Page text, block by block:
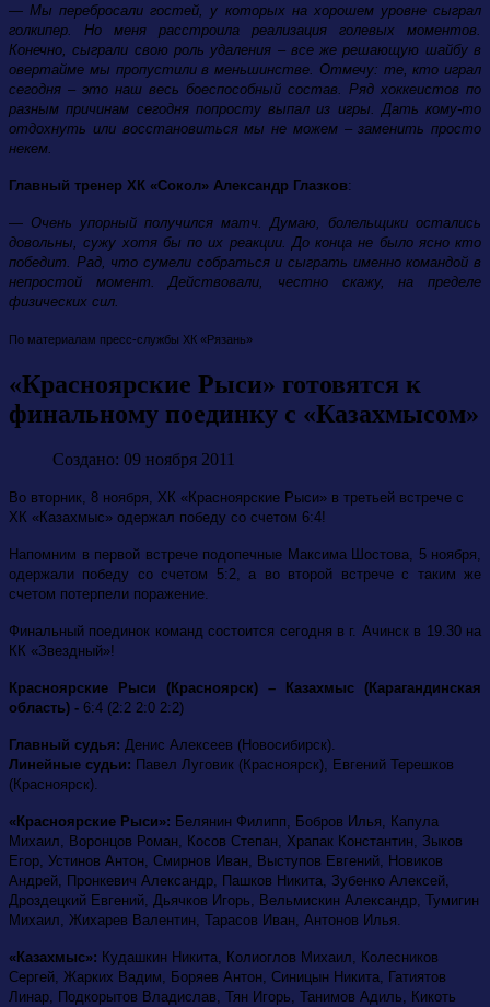
— Мы перебросали гостей, у которых на хорошем уровне сыграл
голкипер. Но меня расстроила реализация голевых моментов.
Конечно, сыграли свою роль удаления – все же решающую шайбу в
овертайме мы пропустили в меньшинстве. Отмечу: те, кто играл
сегодня – это наш весь боеспособный состав. Ряд хоккеистов по
разным причинам сегодня попросту выпал из игры. Дать кому-то
отдохнуть или восстановиться мы не можем – заменить просто
некем.
Главный тренер ХК «Сокол» Александр Глазков:
— Очень упорный получился матч. Думаю, болельщики остались
довольны, сужу хотя бы по их реакции. До конца не было ясно кто
победит. Рад, что сумели собраться и сыграть именно командой в
непростой момент. Действовали, честно скажу, на пределе
физических сил.
По материалам пресс-службы ХК «Рязань»
«Красноярские Рыси» готовятся к
финальному поединку с «Казахмысом»
Создано: 09 ноября 2011
Во вторник, 8 ноября, ХК «Красноярские Рыси» в третьей встрече с
ХК «Казахмыс» одержал победу со счетом 6:4!
Напомним в первой встрече подопечные Максима Шостова, 5 ноября,
одержали победу со счетом 5:2, а во второй встрече с таким же
счетом потерпели поражение.
Финальный поединок команд состоится сегодня в г. Ачинск в 19.30 на
КК «Звездный»!
Красноярские Рыси (Красноярск) – Казахмыс (Карагандинская
область) - 6:4 (2:2 2:0 2:2)
Главный судья: Денис Алексеев (Новосибирск).
Линейные судьи: Павел Луговик (Красноярск), Евгений Терешков
(Красноярск).
«Красноярские Рыси»: Белянин Филипп, Бобров Илья, Капула
Михаил, Воронцов Роман, Косов Степан, Храпак Константин, Зыков
Егор, Устинов Антон, Смирнов Иван, Выступов Евгений, Новиков
Андрей, Пронкевич Александр, Пашков Никита, Зубенко Алексей,
Дроздецкий Евгений, Дьячков Игорь, Вельмискин Александр, Тумигин
Михаил, Жихарев Валентин, Тарасов Иван, Антонов Илья.
«Казахмыс»: Кудашкин Никита, Колиоглов Михаил, Колесников
Сергей, Жарких Вадим, Боряев Антон, Синицын Никита, Гатиятов
Линар, Подкорытов Владислав, Тян Игорь, Танимов Адиль, Кикоть